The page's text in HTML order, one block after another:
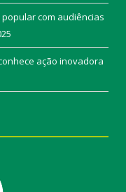
com audiências
ação inovadora